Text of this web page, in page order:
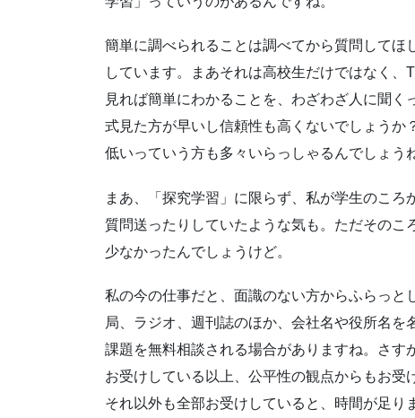
簡単に調べられることは調べてから質問してほ
しています。まあそれは高校生だけではなく
見れば簡単にわかることを、わざわざ人に聞
式見た方が早いし信頼性も高くないでしょう
低いっていう方も多々いらっしゃるんでしょう
まあ、「探究学習」に限らず、私が学生のこ
質問送ったりしていたような気も。ただその
少なかったんでしょうけど。
私の今の仕事だと、面識のない方からふらっ
局、ラジオ、週刊誌のほか、会社名や役所名
課題を無料相談される場合がありますね。さ
お受けしている以上、公平性の観点からもお受
それ以外も全部お受けしていると、時間が足